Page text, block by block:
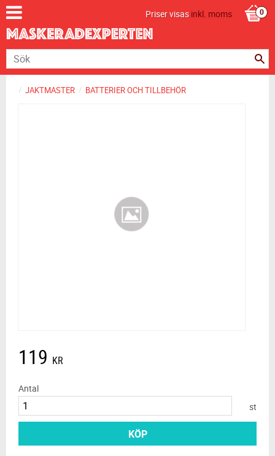
Priser visasinkl. moms
JAKTMASTER BATTERIER OCH TILLBEHÖR
119 KR
Antal
st
KÖP